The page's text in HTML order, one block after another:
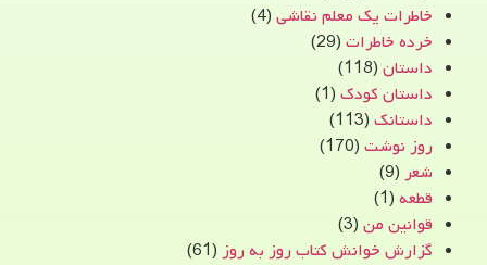
خاطرات یک معلم نقاشی (4)
خرده خاطرات (29)
داستان (118)
داستان کودک (1)
داستانک (113)
روز نوشت (170)
شعر (9)
قطعه (1)
قوانین من (3)
گزارش خوانش کتاب روز به روز (61)